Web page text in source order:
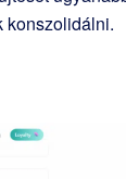
konszolidálni.